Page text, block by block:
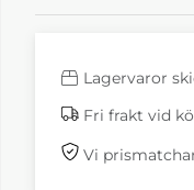
Y Ruby
Lagervaror
Fri frakt vid
Vi